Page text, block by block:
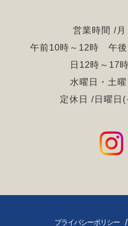
営業時間 /
午前10時～12時
日12時～17
水曜日・土
定休日 /日曜日
プライバシーポリシー /